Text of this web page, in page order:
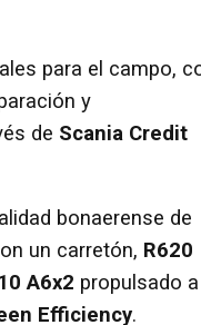
para el campo,
y
de Scania Credit
bonaerense de
un carretón, R620
A6x2 propulsado a
Efficiency.